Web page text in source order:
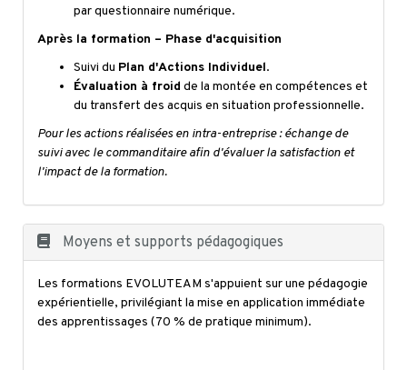
par questionnaire numérique.
Après la formation – Phase d'acquisition
Suivi du Plan d'Actions Individuel.
Évaluation à froid de la montée en compétences et
du transfert des acquis en situation professionnelle.
Pour les actions réalisées en intra-entreprise : échange de
suivi avec le commanditaire afin d'évaluer la satisfaction et
l'impact de la formation.
Moyens et supports pédagogiques
Les formations EVOLUTEAM s'appuient sur une pédagogie
expérientielle, privilégiant la mise en application immédiate
des apprentissages (70 % de pratique minimum).